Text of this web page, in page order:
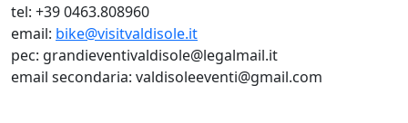
tel: +39 0463.808960
email: bike@visitvaldisole.it
pec: grandieventivaldisole@legalmail.it
email secondaria: valdisoleeventi@gmail.com